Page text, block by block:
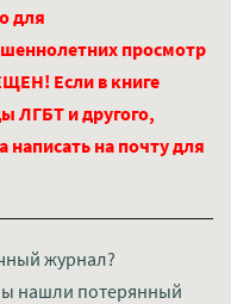
для
просмотр
Если в книге
ЛГБТ и другого,
написать на почту для
журнал?
нашли потерянный